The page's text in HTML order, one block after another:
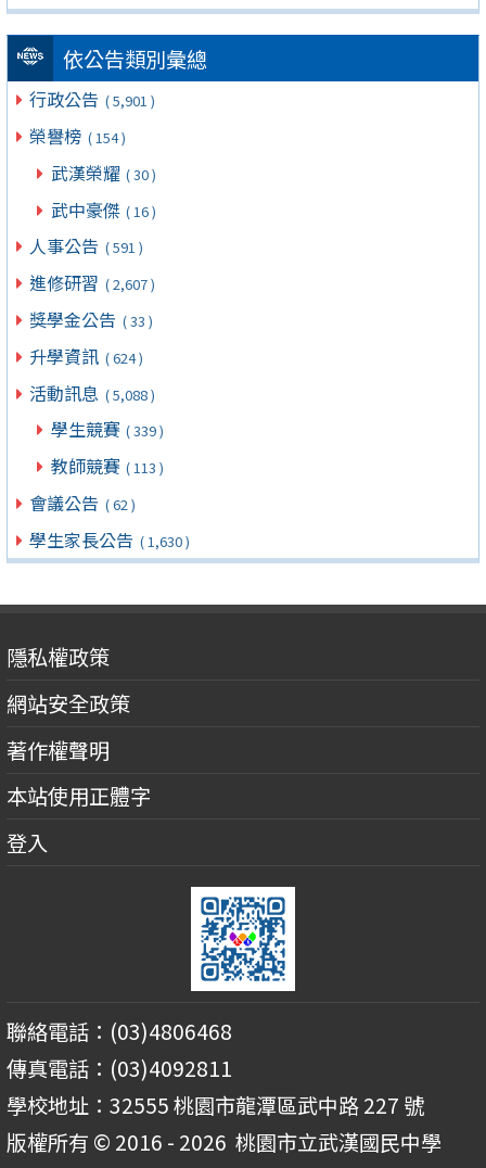
依公告類別彙總
行政公告 ( 5,901 )
榮譽榜 ( 154 )
武漢榮耀 ( 30 )
武中豪傑 ( 16 )
人事公告 ( 591 )
進修研習 ( 2,607 )
獎學金公告 ( 33 )
升學資訊 ( 624 )
活動訊息 ( 5,088 )
學生競賽 ( 339 )
教師競賽 ( 113 )
會議公告 ( 62 )
學生家長公告 ( 1,630 )
隱私權政策
網站安全政策
著作權聲明
本站使用正體字
登入
聯絡電話：(03)4806468
傳真電話：(03)4092811
學校地址：32555 桃園市龍潭區武中路 227 號
版權所有 © 2016 - 2026 桃園市立武漢國民中學